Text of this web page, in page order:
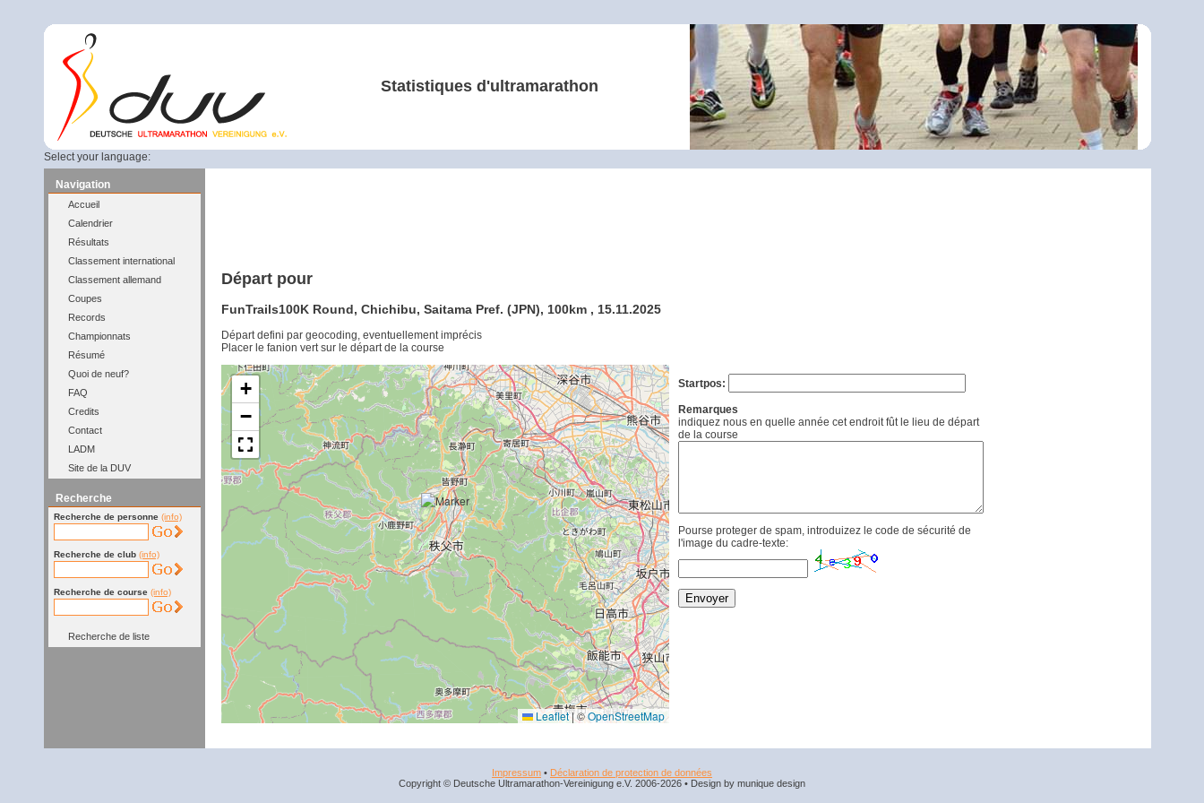
Statistiques d'ultramarathon
Select your language:
Navigation
Accueil
Calendrier
Résultats
Classement international
Classement allemand
Coupes
Records
Championnats
Résumé
Quoi de neuf?
FAQ
Credits
Contact
LADM
Site de la DUV
Recherche
Recherche de personne (info)
Recherche de club (info)
Recherche de course (info)
Recherche de liste
Départ pour
FunTrails100K Round, Chichibu, Saitama Pref. (JPN), 100km , 15.11.2025
Départ defini par geocoding, eventuellement imprécis
Placer le fanion vert sur le départ de la course
+
−
Leaflet|©OpenStreetMap
Startpos:
Remarques
indiquez nous en quelle année cet endroit fût le lieu de départ
de la course
Pourse proteger de spam, introduizez le code de sécurité de
l'image du cadre-texte:
Impressum • Déclaration de protection de données
Copyright © Deutsche Ultramarathon-Vereinigung e.V. 2006-2026 • Design by munique design